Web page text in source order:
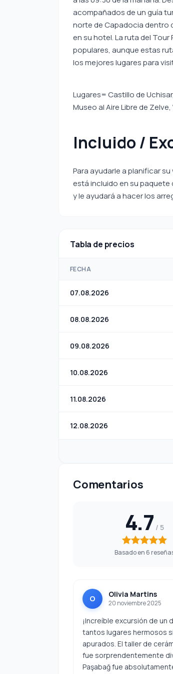
acompañados de un guía
norte de Capadocia dentro
en su hotel. La ruta del
populares, aunque estas
los mejores lugares para
Lugares= Castillo de
Museo al Aire Libre de
Incluido /
Para ayudarle a planificar
está incluido en su paquete
y le ayudará a hacer los
Tabla de precios
FECHA
07.08.2026
08.08.2026
09.08.2026
10.08.2026
11.08.2026
12.08.2026
Comentarios
4.7
Basado en 6
O Olivia Martins
20 noviembre 2025
¡Increíble excursión de un
tantos lugares hermosos
apurados. El taller de
fue sorprendentemente
Paşabağ fue